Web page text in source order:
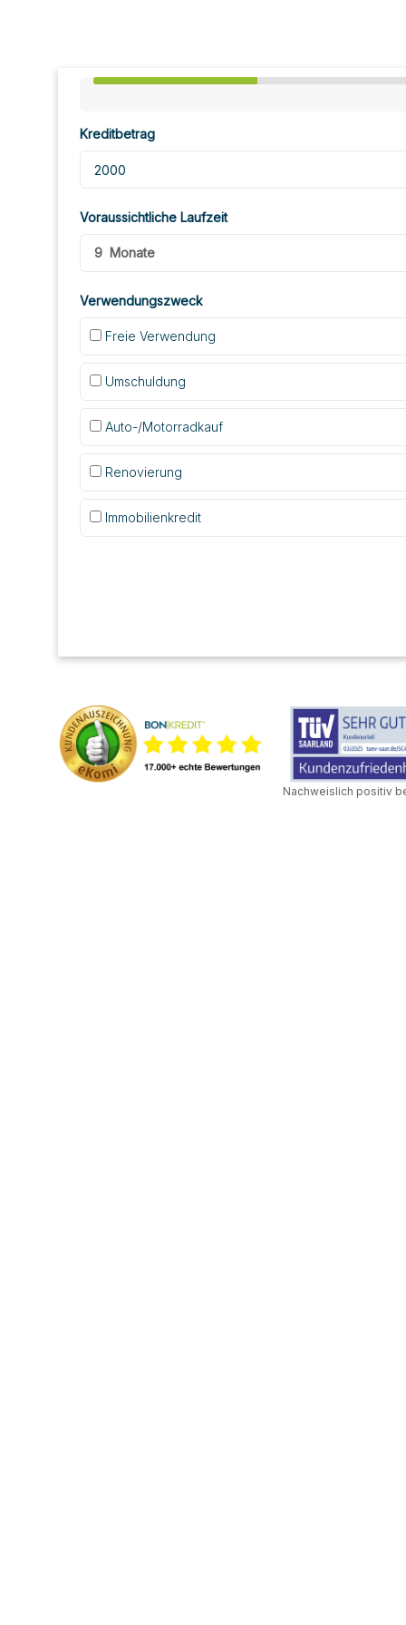
Kreditbetrag
Voraussichtliche Laufzeit
9 Monate
Verwendungszweck
Freie Verwendung
Umschuldung
Auto-/Motorradkauf
Renovierung
Immobilienkredit
Nachweislich positiv